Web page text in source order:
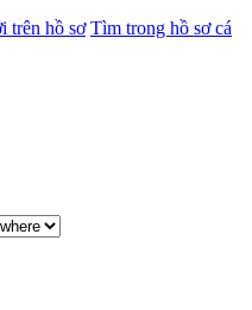
trên hồ sơ Tìm trong hồ sơ cá